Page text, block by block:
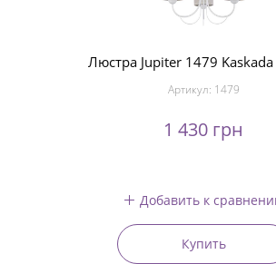
Люстра Jupiter 1479 Kaskada
Артикул: 1479
1 430 грн
Добавить к
Купить